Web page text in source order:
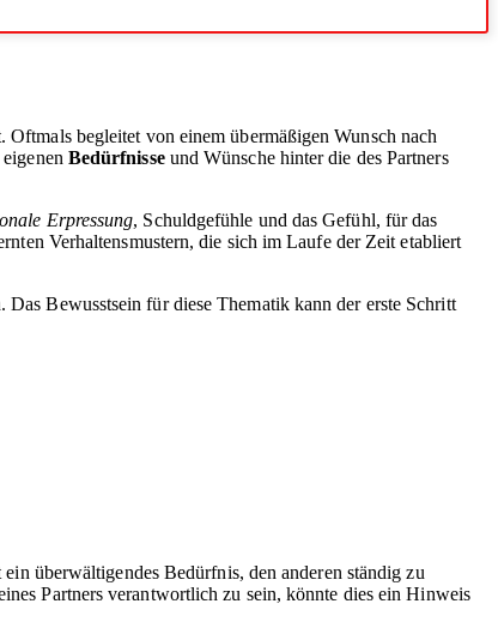
begleitet von einem übermäßigen Wunsch nach
Bedürfnisseund Wünsche hinter die des Partners
Erpressung, Schuldgefühle und das Gefühl, für das
Verhaltensmustern, die sich im Laufe der Zeit etabliert
Bewusstsein für diese Thematik kann der erste Schritt
überwältigendes Bedürfnis, den anderen ständig zu
Partners verantwortlich zu sein, könnte dies ein Hinweis